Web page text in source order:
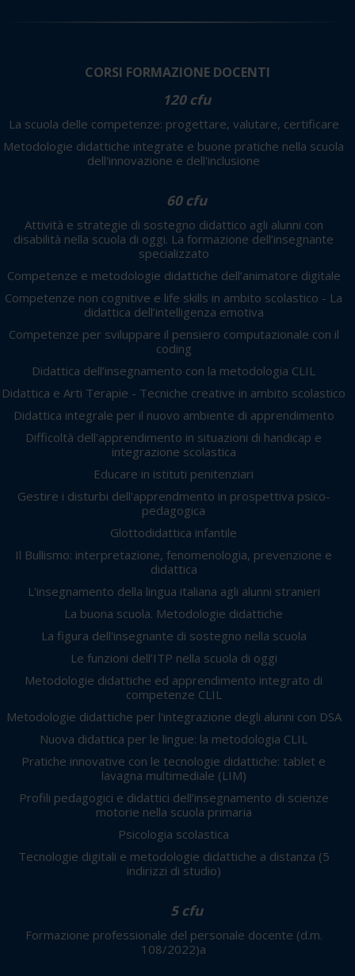
CORSI FORMAZIONE DOCENTI
120 cfu
La scuola delle competenze: progettare, valutare, certificare
Metodologie didattiche integrate e buone pratiche nella scuola
dell'innovazione e dell'inclusione
60 cfu
Attività e strategie di sostegno didattico agli alunni con
disabilità nella scuola di oggi. La formazione dell’insegnante
specializzato
Competenze e metodologie didattiche dell’animatore digitale
Competenze non cognitive e life skills in ambito scolastico - La
didattica dell’intelligenza emotiva
Competenze per sviluppare il pensiero computazionale con il
coding
Didattica dell’insegnamento con la metodologia CLIL
Didattica e Arti Terapie - Tecniche creative in ambito scolastico
Didattica integrale per il nuovo ambiente di apprendimento
Difficoltà dell'apprendimento in situazioni di handicap e
integrazione scolastica
Educare in istituti penitenziari
Gestire i disturbi dell'apprendmento in prospettiva psico-
pedagogica
Glottodidattica infantile
Il Bullismo: interpretazione, fenomenologia, prevenzione e
didattica
L'insegnamento della lingua italiana agli alunni stranieri
La buona scuola. Metodologie didattiche
La figura dell'insegnante di sostegno nella scuola
Le funzioni dell’ITP nella scuola di oggi
Metodologie didattiche ed apprendimento integrato di
competenze CLIL
Metodologie didattiche per l'integrazione degli alunni con DSA
Nuova didattica per le lingue: la metodologia CLIL
Pratiche innovative con le tecnologie didattiche: tablet e
lavagna multimediale (LIM)
Profili pedagogici e didattici dell’insegnamento di scienze
motorie nella scuola primaria
Psicologia scolastica
Tecnologie digitali e metodologie didattiche a distanza (5
indirizzi di studio)
5 cfu
Formazione professionale del personale docente (d.m.
108/2022)a